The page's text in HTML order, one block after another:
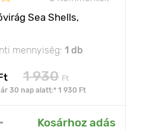
Sea Shells,
mennyiség: 1 db
1 930 Ft
30 nap alatt:* 1 930 Ft
Kosárhoz adás